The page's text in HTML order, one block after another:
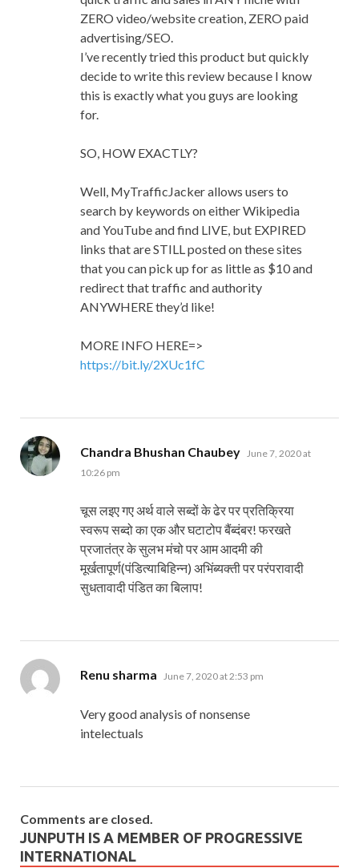
ZERO video/website creation, ZERO paid
advertising/SEO.
I’ve recently tried this product but quickly
decide to write this review because I know
this is exactly what you guys are looking
for.
SO, HOW EXACTLY?
Well, MyTrafficJacker allows users to
search by keywords on either Wikipedia
and YouTube and find LIVE, but EXPIRED
links that are STILL posted on these sites
that you can pick up for as little as $10 and
redirect that traffic and authority
ANYWHERE they’d like!
MORE INFO HERE=>
https://bit.ly/2XUc1fC
Chandra Bhushan Chaubey says:
June 7, 2020 at
10:26 pm
चूस लइए गए अर्थ वाले सब्दों के ढेर पर प्रतिक्रिया
स्वरूप सब्दो का एक और घटाटोप बैंब्दंबर! फरखते
प्रजातंत्र के सुलभ मंचो पर आम आदमी की
मूर्खतापूर्ण(पंडित्याबिहिन्न) अभिंब्यक्ती पर परंपरावादी
सुधतावादी पंडित का बिलाप!
Renu sharma says:
June 7, 2020 at 2:53 pm
Very good analysis of nonsense
intelectuals
Comments are closed.
JUNPUTH IS A MEMBER OF PROGRESSIVE
INTERNATIONAL